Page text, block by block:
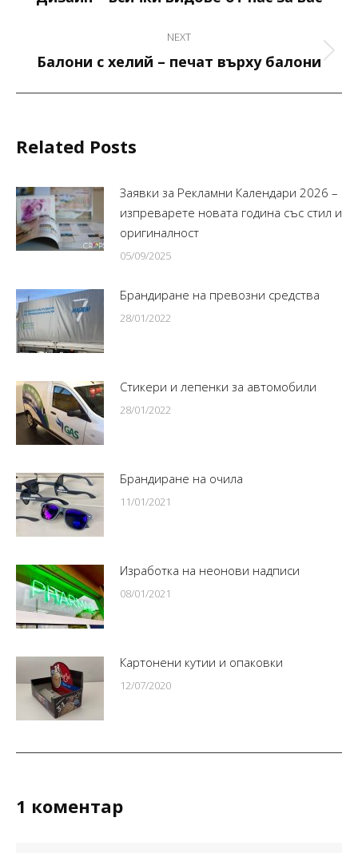
NEXT
Next
Балони с хелий – печат върху балони
Related Posts
Заявки за Рекламни Календари 2026 –
изпреварете новата година със стил и
оригиналност
05/09/2025
Брандиране на превозни средства
28/01/2022
Стикери и лепенки за автомобили
28/01/2022
Брандиране на очила
11/01/2021
Изработка на неонови надписи
08/01/2021
Картонени кутии и опаковки
12/07/2020
1 коментар